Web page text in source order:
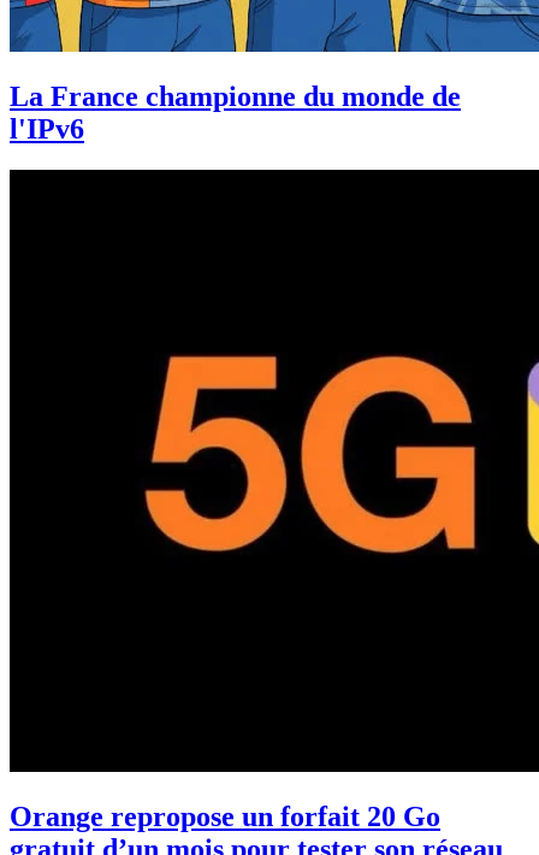
La France championne du monde de
l'IPv6
Orange repropose un forfait 20 Go